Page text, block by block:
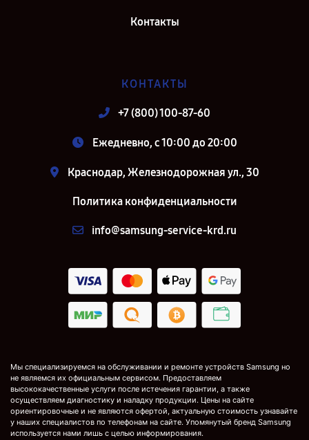
Контакты
КОНТАКТЫ
+7 (800) 100-87-60
Ежедневно, с 10:00 до 20:00
Краснодар, Железнодорожная ул., 30
Политика конфиденциальности
info@samsung-service-krd.ru
Мы специализируемся на обслуживании и ремонте устройств Samsung но
не являемся их официальным сервисом. Предоставляем
высококачественные услуги после истечения гарантии, а также
осуществляем диагностику и наладку продукции. Цены на сайте
ориентировочные и не являются офертой, актуальную стоимость узнавайте
у наших специалистов по телефонам на сайте. Упомянутый бренд Samsung
используется нами лишь с целью информирования.